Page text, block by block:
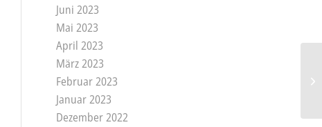
Juni 2023
Mai 2023
April 2023
März 2023
Februar 2023
Januar 2023
Dezember 2022